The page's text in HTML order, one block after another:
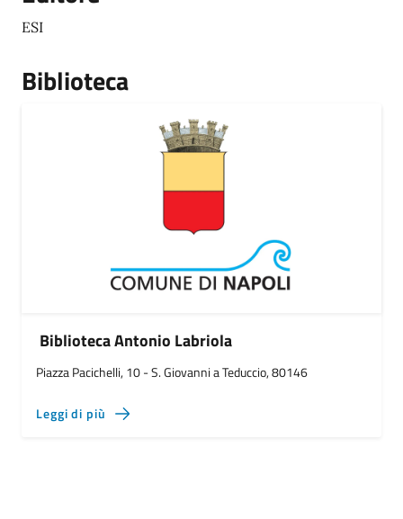
ESI
Biblioteca
Biblioteca Antonio Labriola
Piazza Pacichelli, 10 - S. Giovanni a Teduccio, 80146
Leggi di più